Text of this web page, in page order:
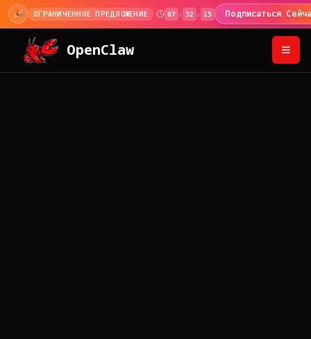
🎉 ОГРАНИЧЕННОЕ ПРЕДЛОЖЕНИЕ 07 : 32 : 14 Подписаться
OpenClaw